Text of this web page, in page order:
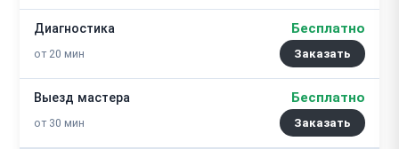
Диагностика
от 20 мин
Бесплатно
Заказать
Выезд мастера
от 30 мин
Бесплатно
Заказать